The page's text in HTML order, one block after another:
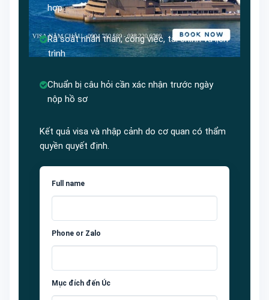
hợp
Rà soát nhân thân, công việc, tài chính và lịch
trình
Chuẩn bị câu hỏi cần xác nhận trước ngày
nộp hồ sơ
Kết quả visa và nhập cảnh do cơ quan có thẩm
quyền quyết định.
Full name
Phone or Zalo
Mục đích đến Úc